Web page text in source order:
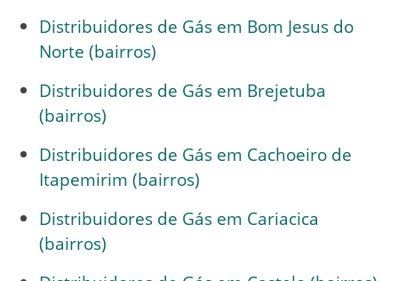
Distribuidores de Gás em Bom Jesus do
Norte (bairros)
Distribuidores de Gás em Brejetuba
(bairros)
Distribuidores de Gás em Cachoeiro de
Itapemirim (bairros)
Distribuidores de Gás em Cariacica
(bairros)